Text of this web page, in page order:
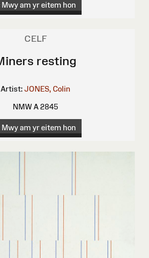
Mwy am yr eitem hon
CELF
resting
Artist: JONES, Colin
NMW A 2845
Mwy am yr eitem hon